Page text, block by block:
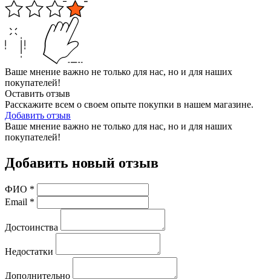
Ваше мнение важно не только для нас, но и для наших
покупателей!
Оставить отзыв
Расскажите всем о своем опыте покупки в нашем магазине.
Добавить отзыв
Ваше мнение важно не только для нас, но и для наших
покупателей!
Добавить новый отзыв
ФИО *
Email *
Достоинства
Недостатки
Дополнительно